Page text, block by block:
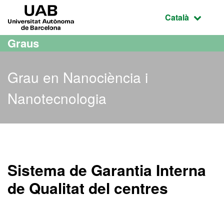
Ves al contingut principal
Ves a la navegació de la pàgina
Idioma
Català
Graus
Grau en Nanociència i
Nanotecnologia
Sistema de Garantia Interna
de Qualitat del centres